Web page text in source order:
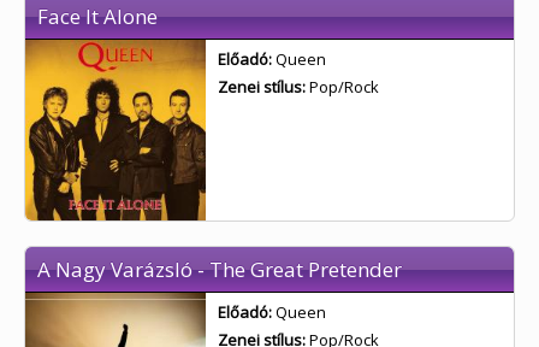
Face It Alone
Előadó:Queen
Zenei stílus:Pop/Rock
A Nagy Varázsló - The Great Pretender
Előadó:Queen
Zenei stílus:Pop/Rock